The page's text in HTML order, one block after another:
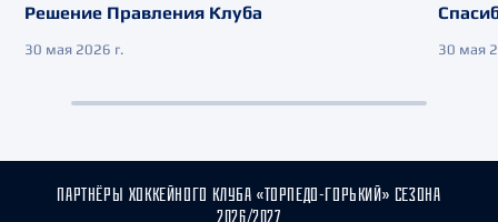
Решение Правления Клуба
30 мая 2026 г. 30 мая
ПАРТНЁРЫ ХОККЕЙНОГО КЛУБА «ТОРПЕДО-ГОРЬКИЙ» СЕЗОНА
2026/2027